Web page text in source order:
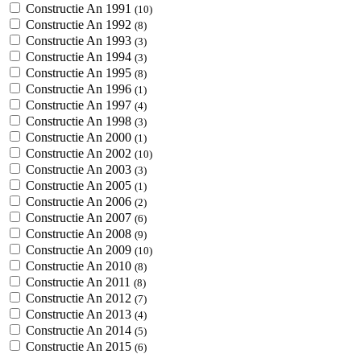
Constructie An 1991 (10)
Constructie An 1992 (8)
Constructie An 1993 (3)
Constructie An 1994 (3)
Constructie An 1995 (8)
Constructie An 1996 (1)
Constructie An 1997 (4)
Constructie An 1998 (3)
Constructie An 2000 (1)
Constructie An 2002 (10)
Constructie An 2003 (3)
Constructie An 2005 (1)
Constructie An 2006 (2)
Constructie An 2007 (6)
Constructie An 2008 (9)
Constructie An 2009 (10)
Constructie An 2010 (8)
Constructie An 2011 (8)
Constructie An 2012 (7)
Constructie An 2013 (4)
Constructie An 2014 (5)
Constructie An 2015 (6)